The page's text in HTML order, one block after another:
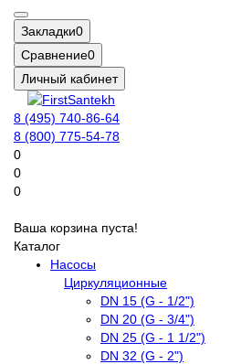
Закладки0
Сравнение0
Личный кабинет
8 (495) 740-86-64
8 (800) 775-54-78
0
0
0
Ваша корзина пуста!
Каталог
Насосы
Циркуляционные
DN 15 (G - 1/2")
DN 20 (G - 3/4")
DN 25 (G - 1 1/2")
DN 32 (G - 2")